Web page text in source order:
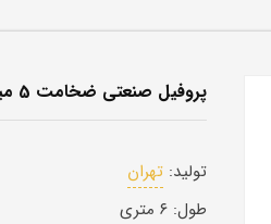
پروفیل صنعتی ضخامت 5 میل 100 در 180
تولید: تهران
طول: ۶ متری